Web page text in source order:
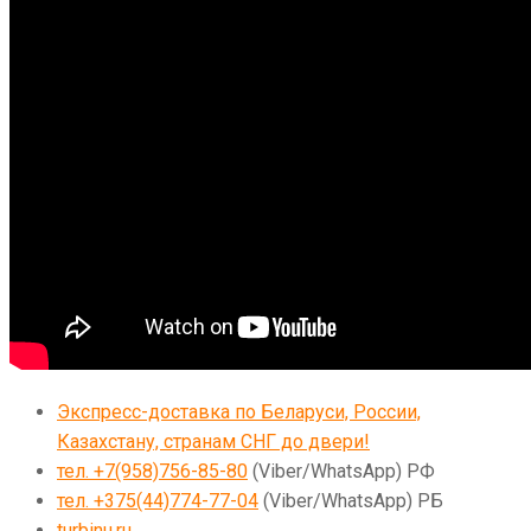
Экспресс-доставка по Беларуси, России,
Казахстану, странам СНГ до двери!
тел. +7(958)756-85-80 (Viber/WhatsApp) РФ
тел. +375(44)774-77-04 (Viber/WhatsApp) РБ